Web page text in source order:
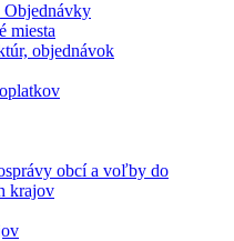
Objednávky
miesta
objednávok
obcí a voľby do
krajov